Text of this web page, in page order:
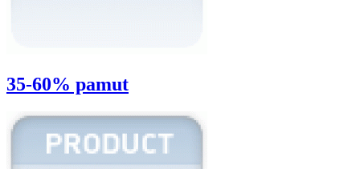
35-60% pamut